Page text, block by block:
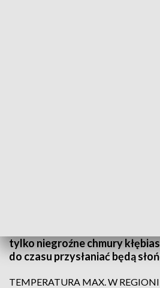
tylko niegroźne chmury
do czasu przysłaniać będą
TEMPERATURA MAX. W